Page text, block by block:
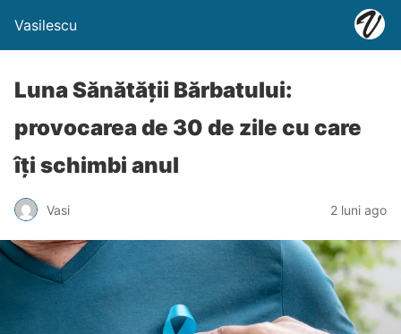
Vasilescu
Luna Sănătății Bărbatului:
provocarea de 30 de zile cu care
îți schimbi anul
Vasi 2 luni ago